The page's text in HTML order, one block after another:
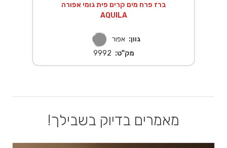
ברז פרח מים קרים פית גומי אפורה
AQUILA
גוון: אפור
מק"ט: 9992
מאמרים בדיוק בשבילך!